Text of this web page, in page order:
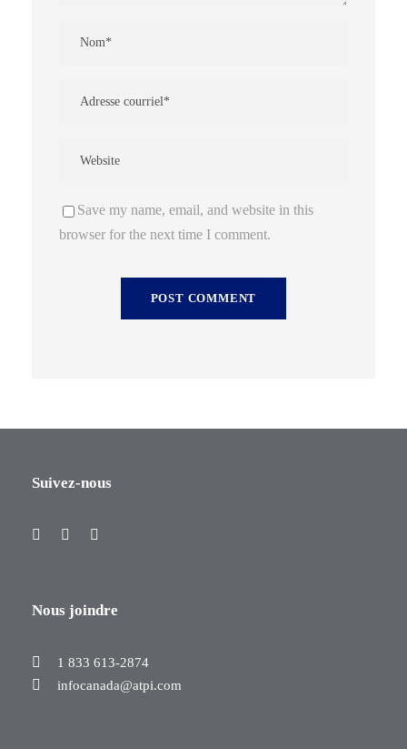
Save my name, email, and website in this
browser for the next time I comment.
Suivez-nous
Nous joindre
1 833 613-2874
infocanada@atpi.com